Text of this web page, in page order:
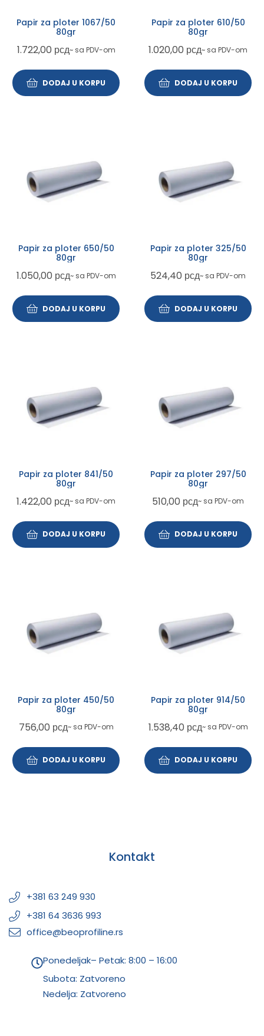
Papir za ploter 1067/50
80gr
1.722,00 рсд~ sa PDV-om
DODAJ U KORPU
Papir za ploter 610/50
80gr
1.020,00 рсд~ sa PDV-om
DODAJ U KORPU
Papir za ploter 650/50
80gr
1.050,00 рсд~ sa PDV-om
DODAJ U KORPU
Papir za ploter 325/50
80gr
524,40 рсд~ sa PDV-om
DODAJ U KORPU
Papir za ploter 841/50
80gr
1.422,00 рсд~ sa PDV-om
DODAJ U KORPU
Papir za ploter 297/50
80gr
510,00 рсд~ sa PDV-om
DODAJ U KORPU
Papir za ploter 450/50
80gr
756,00 рсд~ sa PDV-om
DODAJ U KORPU
Papir za ploter 914/50
80gr
1.538,40 рсд~ sa PDV-om
DODAJ U KORPU
Kontakt
+381 63 249 930
+381 64 3636 993
office@beoprofiline.rs
Ponedeljak– Petak: 8:00 – 16:00
Subota: Zatvoreno
Nedelja: Zatvoreno